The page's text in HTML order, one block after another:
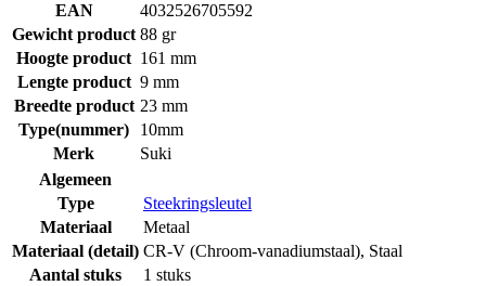
EAN
4032526705592
Gewicht product 88 gr
Hoogte product 161 mm
Lengte product 9 mm
Breedte product 23 mm
Type(nummer)
10mm
Merk
Suki
Algemeen
Type
Steekringsleutel
Materiaal
Metaal
Materiaal (detail) CR-V (Chroom-vanadiumstaal), Staal
Aantal stuks
1 stuks